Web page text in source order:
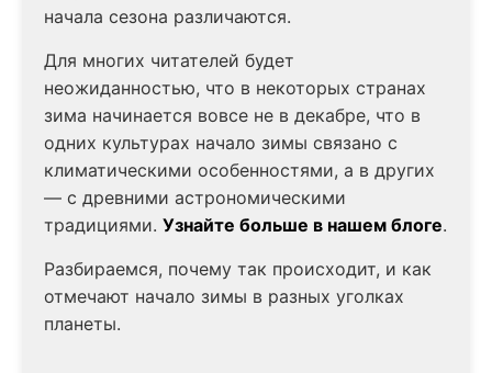
начала сезона различаются.
Для многих читателей будет
неожиданностью, что в некоторых странах
зима начинается вовсе не в декабре, что в
одних культурах начало зимы связано с
климатическими особенностями, а в других
— с древними астрономическими
традициями. Узнайте больше в нашем блоге.
Разбираемся, почему так происходит, и как
отмечают начало зимы в разных уголках
планеты.